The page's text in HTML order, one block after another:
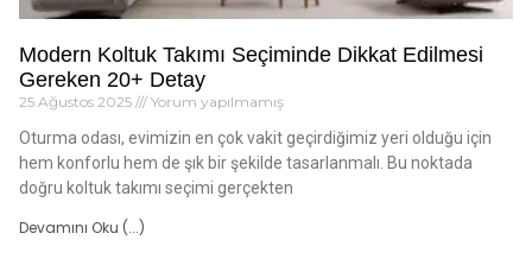
Modern Koltuk Takımı Seçiminde Dikkat Edilmesi
Gereken 20+ Detay
25 Ağustos 2025 Yorum yapılmamış
Oturma odası, evimizin en çok vakit geçirdiğimiz yeri olduğu için
hem konforlu hem de şık bir şekilde tasarlanmalı. Bu noktada
doğru koltuk takımı seçimi gerçekten
Devamını Oku (...)